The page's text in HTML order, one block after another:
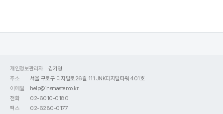
개인정보관리자
김기영
주소
서울 구로구 디지털로26길 111 JNK디지털타워 401호
이메일
help@insmaster.co.kr
전화
02-6010-0180
팩스
02-6280-0177